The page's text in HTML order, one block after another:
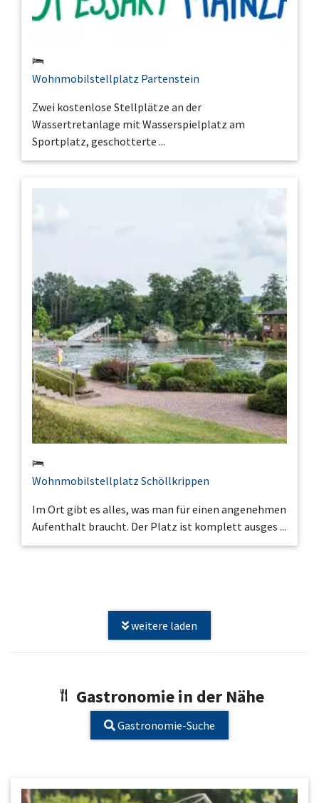
Wohnmobilstellplatz Partenstein
Zwei kostenlose Stellplätze an der
Wassertretanlage mit Wasserspielplatz am
Sportplatz, geschotterte ...
Wohnmobilstellplatz Schöllkrippen
Im Ort gibt es alles, was man für einen angenehmen
Aufenthalt braucht. Der Platz ist komplett ausges ...
weitere laden
Gastronomie in der Nähe
Gastronomie-Suche